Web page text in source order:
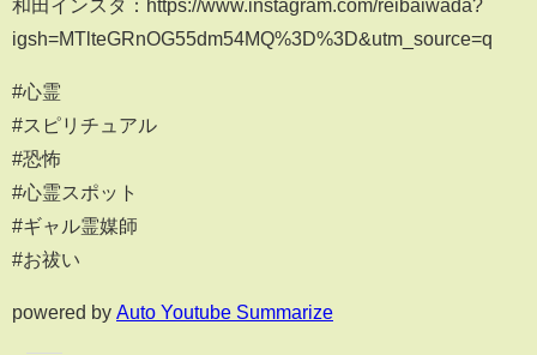
和田インスタ：https://www.instagram.com/reibaiwada?
igsh=MTlteGRnOG55dm54MQ%3D%3D&utm_source=q
#心霊
#スピリチュアル
#恐怖
#心霊スポット
#ギャル霊媒師
#お祓い
powered by Auto Youtube Summarize